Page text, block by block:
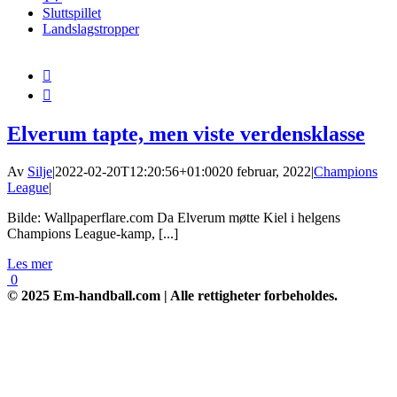
Sluttspillet
Landslagstropper


Elverum tapte, men viste verdensklasse
Av Silje|2022-02-20T12:20:56+01:0020 februar, 2022|Champions
League|
Bilde: Wallpaperflare.com Da Elverum møtte Kiel i helgens
Champions League-kamp, [...]
Les mer
0
© 2025 Em-handball.com | Alle rettigheter forbeholdes.